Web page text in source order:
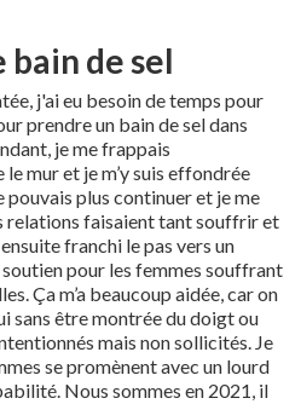
bain de sel
j'ai eu besoin de temps pour
prendre un bain de sel dans
je me frappais
mur et je m’y suis effondrée
pouvais plus continuer et je me
relations faisaient tant souffrir et
franchi le pas vers un
pour les femmes souffrant
Ça m’a beaucoup aidée, car on
sans être montrée du doigt ou
mais non sollicités. Je
se promènent avec un lourd
Nous sommes en 2021, il